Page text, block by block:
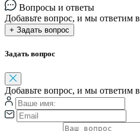
Вопросы и ответы
Добавьте вопрос, и мы ответим
+ Задать вопрос
Задать вопрос
Добавьте вопрос, и мы ответим